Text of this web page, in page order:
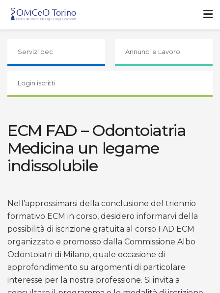
Servizi pec Annunci e Lavoro
Login iscritti
ECM FAD – Odontoiatria
Medicina un legame
indissolubile
Nell’approssimarsi della conclusione del triennio
formativo ECM in corso, desidero informarvi della
possibilità di iscrizione gratuita al corso FAD ECM
organizzato e promosso dalla Commissione Albo
Odontoiatri di Milano, quale occasione di
approfondimento su argomenti di particolare
interesse per la nostra professione. Si invita a